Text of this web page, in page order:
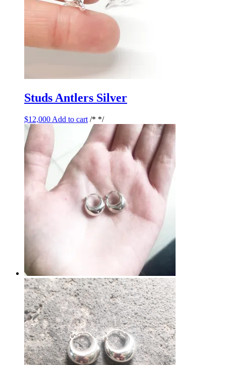
Studs Antlers Silver
$12,000 Add to cart /* */